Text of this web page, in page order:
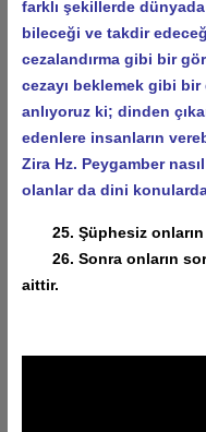
farklı şekillerde
bileceği ve takdir
cezalandırma gibi bir
cezayı beklemek gibi
anlıyoruz ki; dinden
edenlere insanların
Zira Hz. Peygamber
olanlar da dini
25. Şüphesiz onların
26. Sonra onların
aittir.